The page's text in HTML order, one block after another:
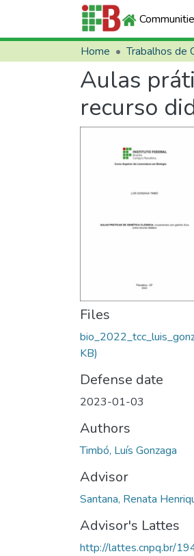
Home
Aulas
recurso
Files
KB)
Defense date
2023-01-03
Authors
Timbó, Luís Gonzaga
Advisor
Santana, Renata
Advisor's Lattes
http://lattes.cnpq.br/